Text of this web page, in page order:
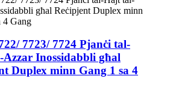
7723/ 7724 Pjanċi tal-
Inossidabbli għal
Duplex minn Gang 1 sa 4